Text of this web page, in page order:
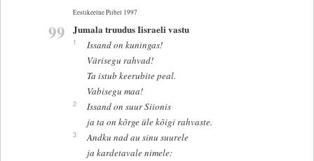
Eestikeelne Piibel 1997
99 Jumala truudus Iisraeli vastu
1
Issand on kuningas!
Värisegu rahvad!
Ta istub keerubite peal.
Vabisegu maa!
2
Issand on suur Siionis
ja ta on kõrge üle kõigi rahvaste.
3
Andku nad au sinu suurele
ja kardetavale nimele: